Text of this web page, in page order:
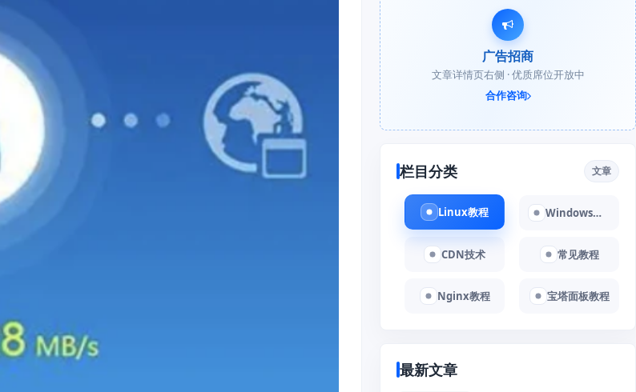
广告招商
文章详情页右侧 · 优质席位开放中
合作咨询
栏目分类 文章
Linux教程 Windows教程
CDN技术 常见教程
Nginx教程 宝塔面板教程
最新文章